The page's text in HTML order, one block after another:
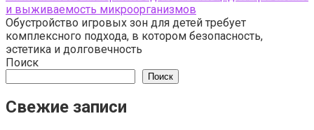
и выживаемость микроорганизмов
Обустройство игровых зон для детей требует
комплексного подхода, в котором безопасность,
эстетика и долговечность
Поиск
Поиск
Свежие записи